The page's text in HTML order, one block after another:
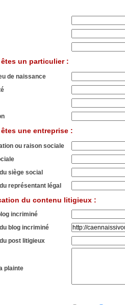
un particulier :
de naissance
une entreprise :
ou raison sociale
siège social
représentant légal
du contenu litigieux :
incriminé
blog incriminé
post litigieux
plainte